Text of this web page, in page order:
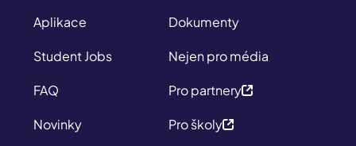
Aplikace
Student Jobs
FAQ
Novinky
Dokumenty
Nejen pro média
Pro partnery
Pro školy